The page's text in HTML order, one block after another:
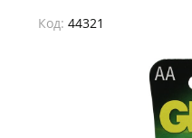
Код: 44321